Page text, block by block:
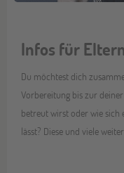
Infos für
Du möchtest dich
Vorbereitung bis zur
betreut wirst oder wie sich
lässt? Diese und viele